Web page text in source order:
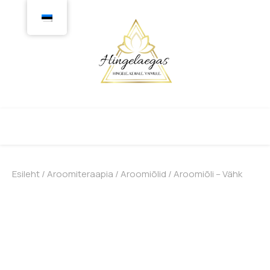
Esileht/Aroomiteraapia /Aroomiõlid / Aroomiõli – Vähk